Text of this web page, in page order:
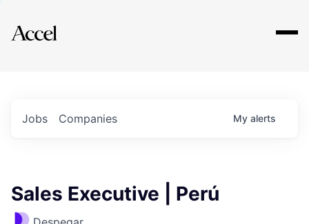
Explore
Jobs Companies My alerts
Sales Executive | Perú